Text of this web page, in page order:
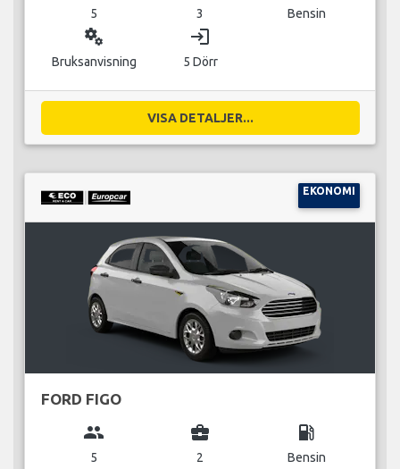
5 3 Bensin
miscellaneous_services
Bruksanvisning
login
5 Dörr
VISA DETALJER...
EKONOMI
FORD FIGO
group
5
business_center
2
local_gas_station
Bensin